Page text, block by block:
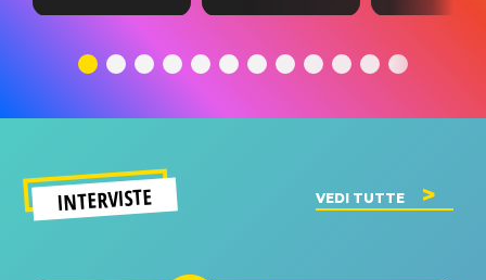
testo,
significato
traduzione e
del singolo
testo,
INTERVISTE VEDI TUTTE